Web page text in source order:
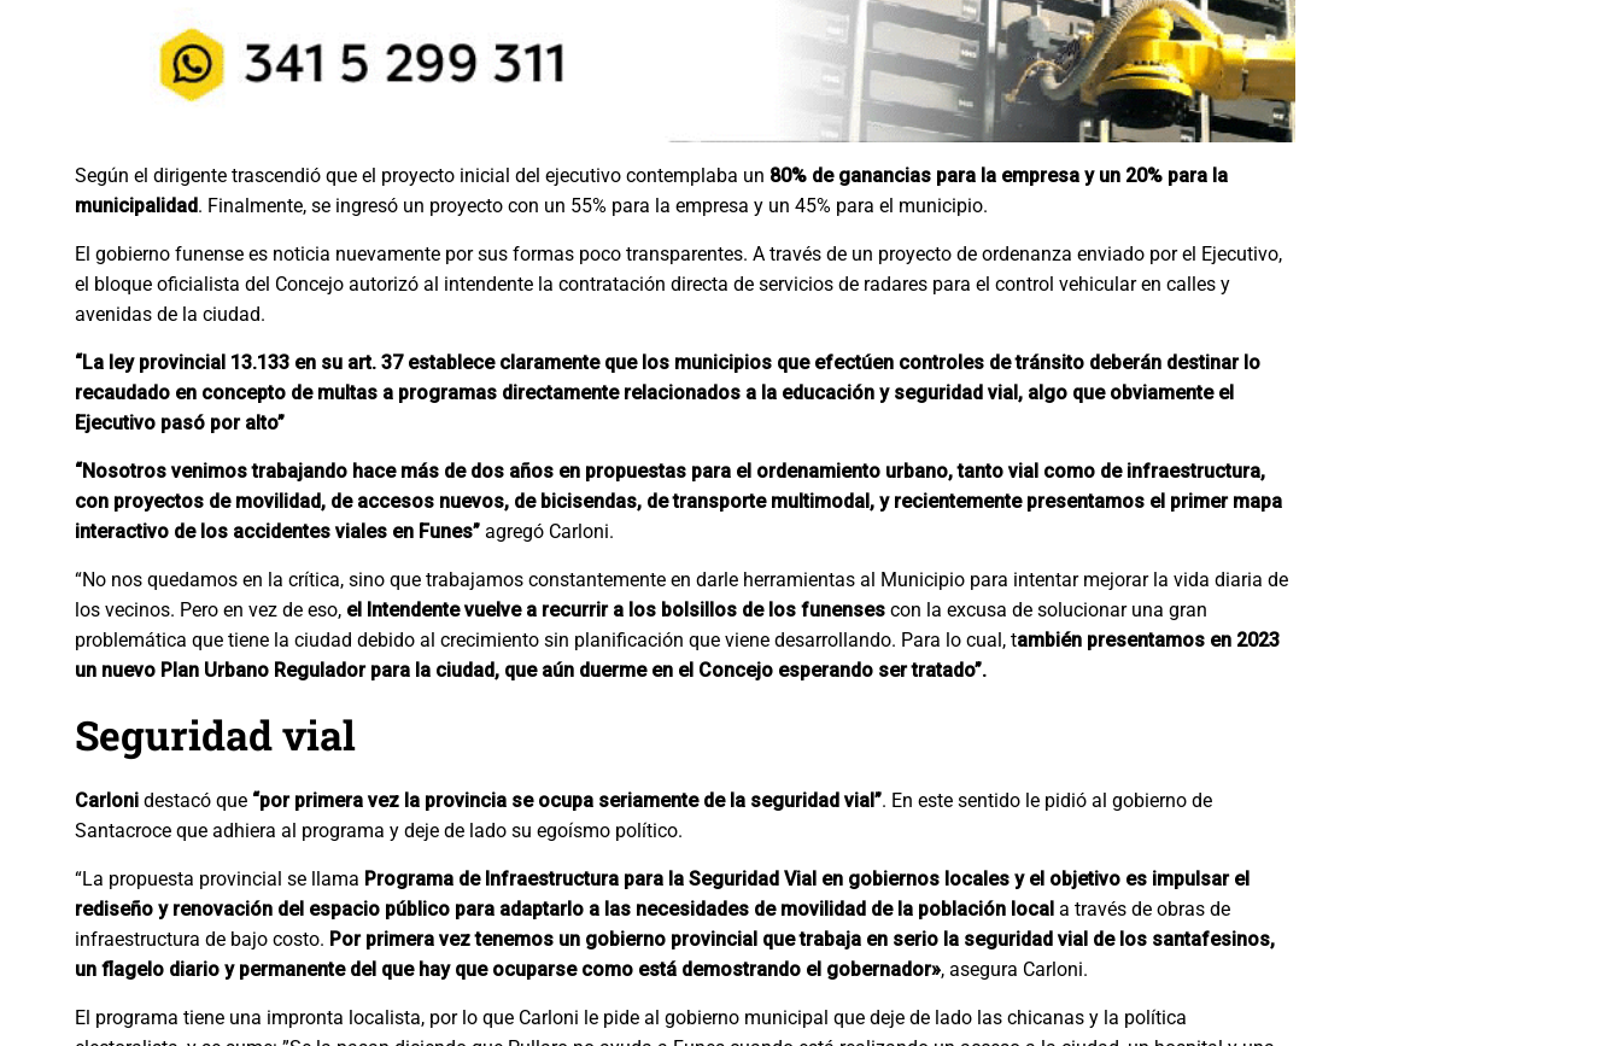
Según el dirigente trascendió que el proyecto inicial del ejecutivo contemplaba un 80% de ganancias para la empresa y un 20% para la
municipalidad. Finalmente, se ingresó un proyecto con un 55% para la empresa y un 45% para el municipio.
El gobierno funense es noticia nuevamente por sus formas poco transparentes. A través de un proyecto de ordenanza enviado por el Ejecutivo,
el bloque oficialista del Concejo autorizó al intendente la contratación directa de servicios de radares para el control vehicular en calles y
avenidas de la ciudad.
“La ley provincial 13.133 en su art. 37 establece claramente que los municipios que efectúen controles de tránsito deberán destinar lo
recaudado en concepto de multas a programas directamente relacionados a la educación y seguridad vial, algo que obviamente el
Ejecutivo pasó por alto”
“Nosotros venimos trabajando hace más de dos años en propuestas para el ordenamiento urbano, tanto vial como de infraestructura,
con proyectos de movilidad, de accesos nuevos, de bicisendas, de transporte multimodal, y recientemente presentamos el primer mapa
interactivo de los accidentes viales en Funes” agregó Carloni.
“No nos quedamos en la crítica, sino que trabajamos constantemente en darle herramientas al Municipio para intentar mejorar la vida diaria de
los vecinos. Pero en vez de eso, el Intendente vuelve a recurrir a los bolsillos de los funenses con la excusa de solucionar una gran
problemática que tiene la ciudad debido al crecimiento sin planificación que viene desarrollando. Para lo cual, también presentamos en 2023
un nuevo Plan Urbano Regulador para la ciudad, que aún duerme en el Concejo esperando ser tratado”.
Seguridad vial
Carloni destacó que “por primera vez la provincia se ocupa seriamente de la seguridad vial”. En este sentido le pidió al gobierno de
Santacroce que adhiera al programa y deje de lado su egoísmo político.
“La propuesta provincial se llama Programa de Infraestructura para la Seguridad Vial en gobiernos locales y el objetivo es impulsar el
rediseño y renovación del espacio público para adaptarlo a las necesidades de movilidad de la población local a través de obras de
infraestructura de bajo costo. Por primera vez tenemos un gobierno provincial que trabaja en serio la seguridad vial de los santafesinos,
un flagelo diario y permanente del que hay que ocuparse como está demostrando el gobernador», asegura Carloni.
El programa tiene una impronta localista, por lo que Carloni le pide al gobierno municipal que deje de lado las chicanas y la política